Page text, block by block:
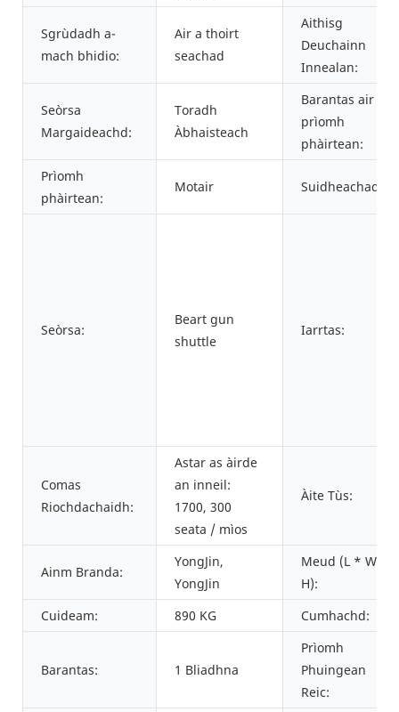
Sgrùdadh a-
mach bhidio:
Air a thoirt
seachad
Aithisg
Deuchainn
Innealan:
Seòrsa
Margaideachd:
Toradh
Àbhaisteach
Barantas air
prìomh
phàirtean:
Prìomh
phàirtean:
Motair Suidheachadh:
Seòrsa:
Beart gun
shuttle
Iarrtas:
Comas
Riochdachaidh:
Astar as àirde
an inneil:
1700, 300
seata / mìos
Àite Tùs:
Ainm Branda:
YongJin,
YongJin
Meud (L * W *
H):
Cuideam:
890 KG Cumhachd:
Barantas: 1 Bliadhna
Prìomh
Phuingean
Reic: